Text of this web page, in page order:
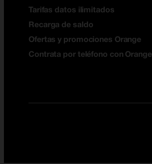
Tarifas datos ilimitados
Recarga de saldo
Ofertas y promociones Orange
Contrata por teléfono con Orange